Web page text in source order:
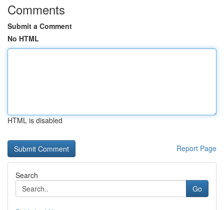
Comments
Submit a Comment
No HTML
HTML is disabled
Report Page
Search
Go